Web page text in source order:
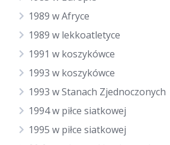
1989 w Afryce
1989 w lekkoatletyce
1991 w koszykówce
1993 w koszykówce
1993 w Stanach Zjednoczonych
1994 w piłce siatkowej
1995 w piłce siatkowej